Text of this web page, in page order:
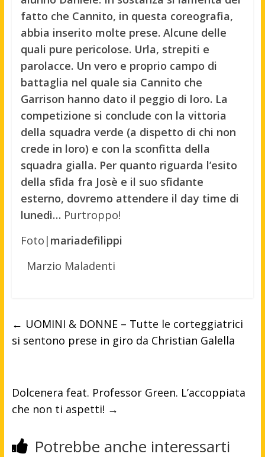
fatto che Cannito, in questa coreografia,
abbia inserito molte prese. Alcune delle
quali pure pericolose. Urla, strepiti e
parolacce. Un vero e proprio campo di
battaglia nel quale sia Cannito che
Garrison hanno dato il peggio di loro. La
competizione si conclude con la vittoria
della squadra verde (a dispetto di chi non
crede in loro) e con la sconfitta della
squadra gialla. Per quanto riguarda l’esito
della sfida fra Josè e il suo sfidante
esterno, dovremo attendere il day time di
lunedì… Purtroppo!
Foto| mariadefilippi
Marzio Maladenti
← UOMINI & DONNE – Tutte le corteggiatrici
si sentono prese in giro da Christian Galella
Dolcenera feat. Professor Green. L’accoppiata
che non ti aspetti! →
Potrebbe anche interessarti